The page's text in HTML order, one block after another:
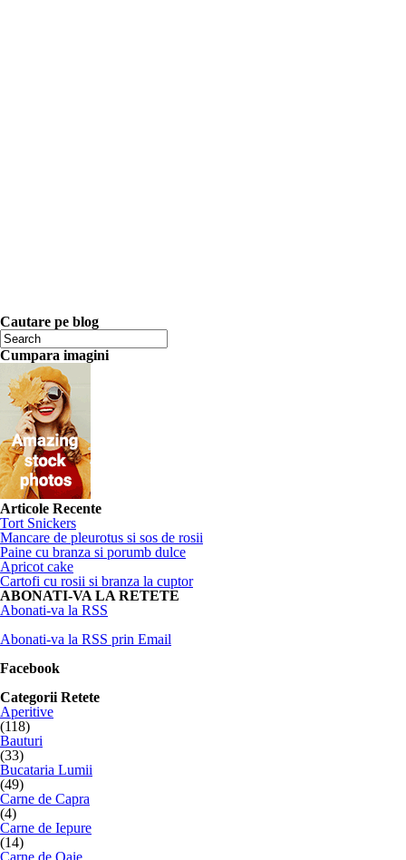
Cautare pe blog
Cumpara imagini
Articole Recente
Tort Snickers
Mancare de pleurotus si sos de rosii
Paine cu branza si porumb dulce
Apricot cake
Cartofi cu rosii si branza la cuptor
ABONATI-VA LA RETETE
Abonati-va la RSS
Abonati-va la RSS prin Email
Facebook
Categorii Retete
Aperitive
(118)
Bauturi
(33)
Bucataria Lumii
(49)
Carne de Capra
(4)
Carne de Iepure
(14)
Carne de Oaie